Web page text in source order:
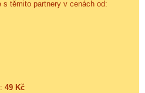
těmito partnery v cenách od:
49 Kč